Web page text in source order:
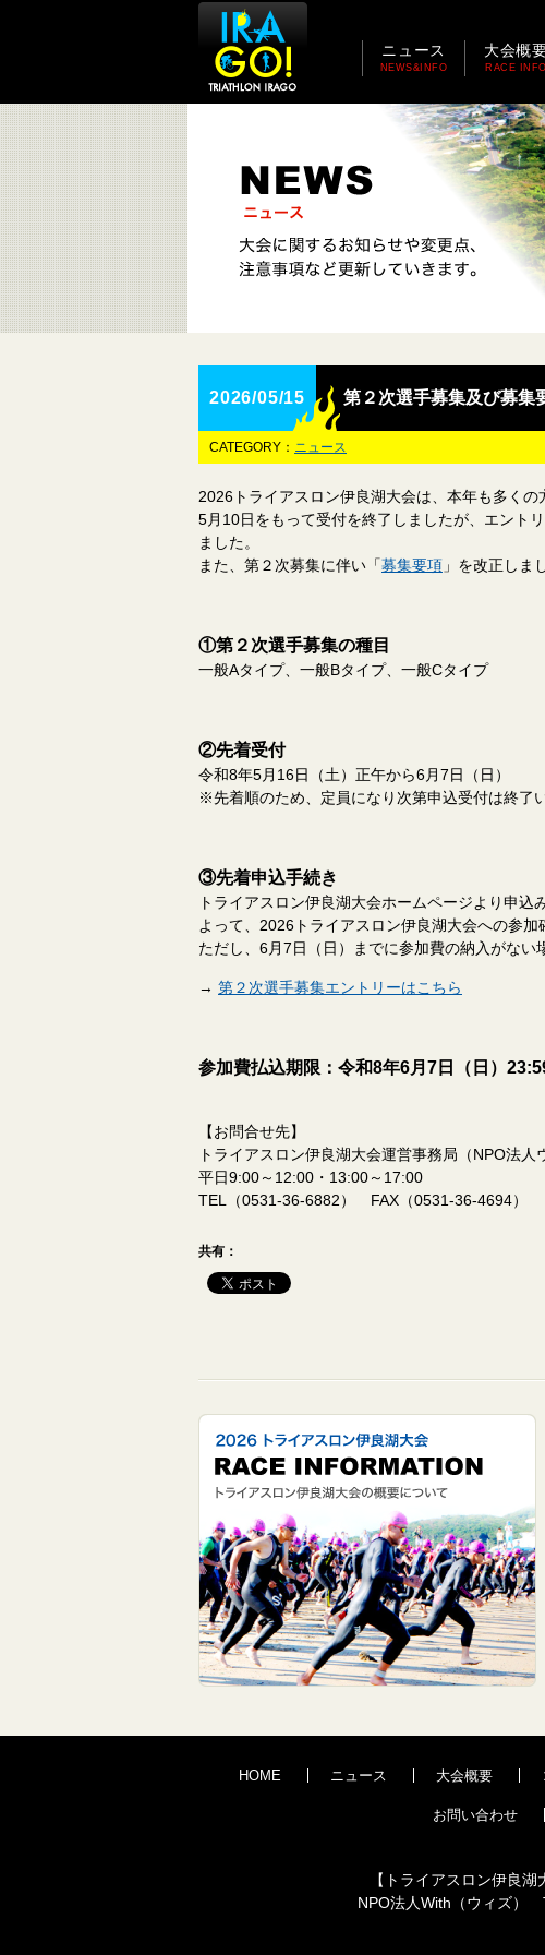
ニュース
NEWS&INFO
大会概
RACE INFO
2026/05/15 第２次選手募集及び募集
CATEGORY： ニュース
2026トライアスロン伊良湖大会は、本年も多くの
5月10日をもって受付を終了しましたが、エント
ました。
また、第２次募集に伴い「募集要項 」を改正しま
①第２次選手募集の種目
一般Aタイプ、一般Bタイプ、一般Cタイプ
②先着受付
令和8年5月16日（土）正午から6月7日（日）
※先着順のため、定員になり次第申込受付は終了
③先着申込手続き
トライアスロン伊良湖大会ホームページより申
よって、2026トライアスロン伊良湖大会への参加
ただし、6月7日（日）までに参加費の納入がない
→ 第２次選手募集エントリーはこちら
参加費払込期限：令和8年6月7日（日）
【お問合せ先】
トライアスロン伊良湖大会運営事務局（NPO法人
平日9:00～12:00・13:00～17:00
TEL（0531-36-6882） FAX（0531-36-4694）
共有：
HOME ニュース 大会概要
お問い合わせ
【トライアスロン伊良湖
NPO法人With（ウィズ）